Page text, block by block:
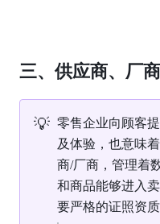
三、供应商、厂
💡 零售企业向顾客
及体验，也意味
商/厂商，管理着
和商品能够进入
要严格的证照资